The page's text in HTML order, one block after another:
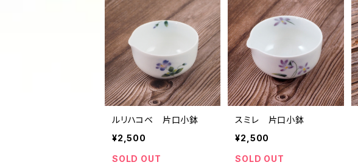
多用ボール
ボール
平丸鉢
スープ碗
小皿
楕円皿
パン皿
八寸皿
長角皿
タンブラー
マグカップ
湯飲み･コップ
煎茶
カフェオレボール
酒器
ぐい呑み･杯
徳利
茶碗
茶漬け・茶碗・くらわんか碗
茶器
壺
花器
人形・置物
ルリハコベ 片口小鉢
¥2,500
SOLD OUT
スミレ 片口小鉢
¥2,500
SOLD OUT